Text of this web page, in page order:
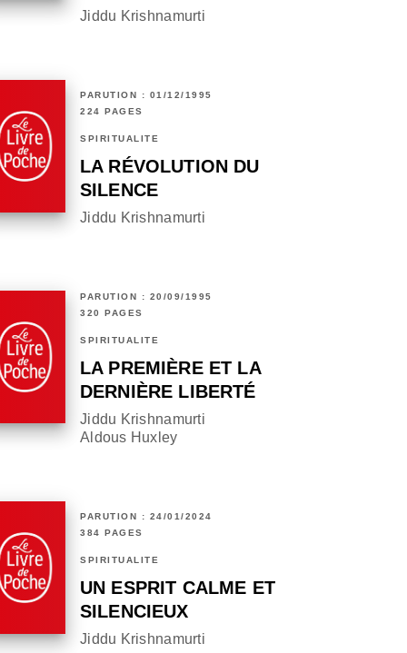
Jiddu Krishnamurti
PARUTION : 01/12/1995
224 PAGES
SPIRITUALITÉ
LA RÉVOLUTION DU
SILENCE
Jiddu Krishnamurti
PARUTION : 20/09/1995
320 PAGES
SPIRITUALITÉ
LA PREMIÈRE ET LA
DERNIÈRE LIBERTÉ
Jiddu Krishnamurti
Aldous Huxley
PARUTION : 24/01/2024
384 PAGES
SPIRITUALITÉ
UN ESPRIT CALME ET
SILENCIEUX
Jiddu Krishnamurti